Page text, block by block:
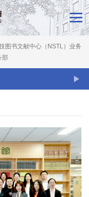
图书文献中心（NSTL）业务
部